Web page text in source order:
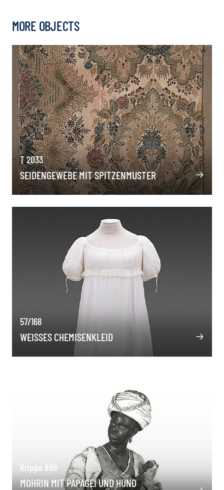
MORE OBJECTS
T 2033
SEIDENGEWEBE MIT SPITZENMUSTER
57/168
WEISSES CHEMISENKLEID
Krippe 899
MOHRIN MIT PAPAGEI UND HUND